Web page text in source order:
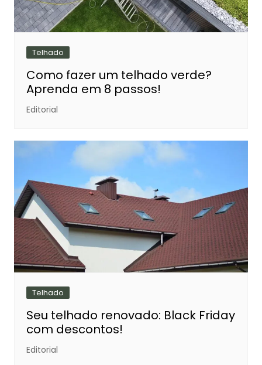
Telhado
Como fazer um telhado verde?
Aprenda em 8 passos!
Editorial
Telhado
Seu telhado renovado: Black Friday
com descontos!
Editorial